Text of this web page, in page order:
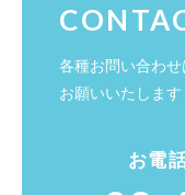
各種お問い合わ
お願いいたします
お電